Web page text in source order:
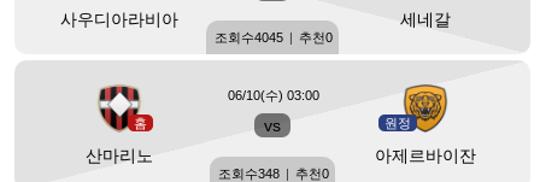
사우디아라비아 세네갈
조회수4045 | 추천0
홈
산마리노
vs 원정
아제르바이잔
06/10(수) 03:00
조회수348 | 추천0